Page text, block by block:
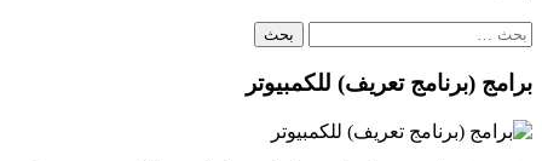
البحث
برامج (برنامج تعريف) للكمبيوتر